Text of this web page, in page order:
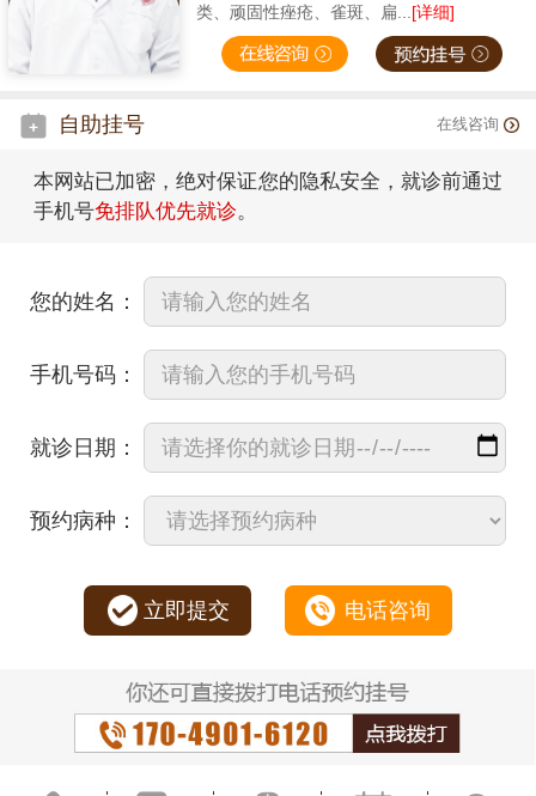
类、顽固性痤疮、雀斑、扁...[详细]
自助挂号 在线咨询
本网站已加密，绝对保证您的隐私安全，就诊前通过
手机号免排队优先就诊。
您的姓名：
手机号码：
就诊日期：
预约病种：
立即提交 电话咨询